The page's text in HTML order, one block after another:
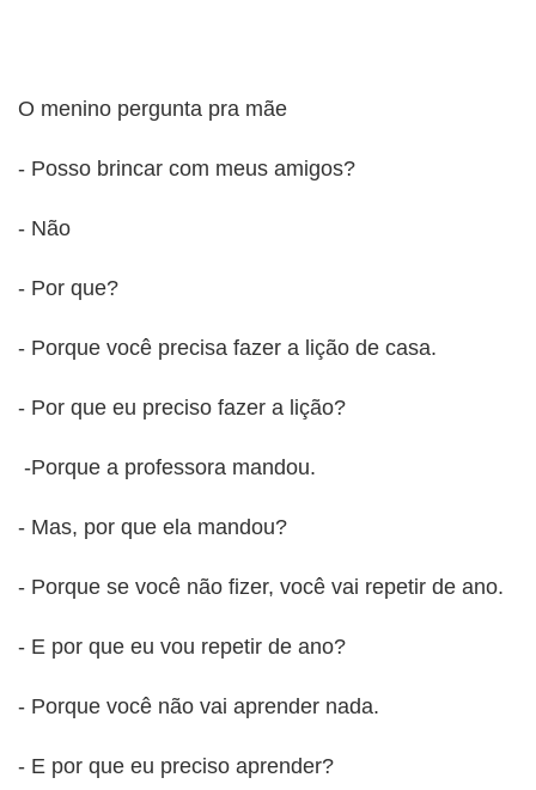
O menino pergunta pra mãe
- Posso brincar com meus amigos?
- Não
- Por que?
- Porque você precisa fazer a lição de casa.
- Por que eu preciso fazer a lição?
-Porque a professora mandou.
- Mas, por que ela mandou?
- Porque se você não fizer, você vai repetir de ano.
- E por que eu vou repetir de ano?
- Porque você não vai aprender nada.
- E por que eu preciso aprender?